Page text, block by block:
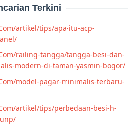
Terkini
artikel/tips/apa-itu-acp-
railing-tangga/tangga-besi-dan-
modern-di-taman-yasmin-bogor/
model-pagar-minimalis-terbaru-
artikel/tips/perbedaan-besi-h-